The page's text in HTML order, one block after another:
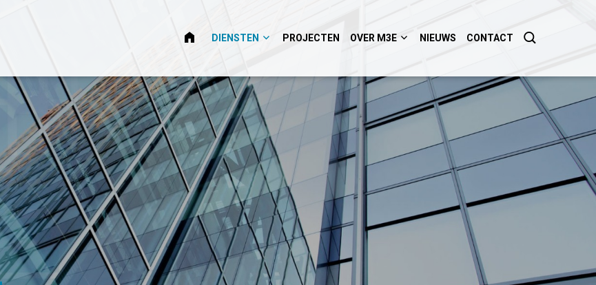
HOMEDIENSTEN PROJECTEN OVER M3E NIEUWS CONTACT